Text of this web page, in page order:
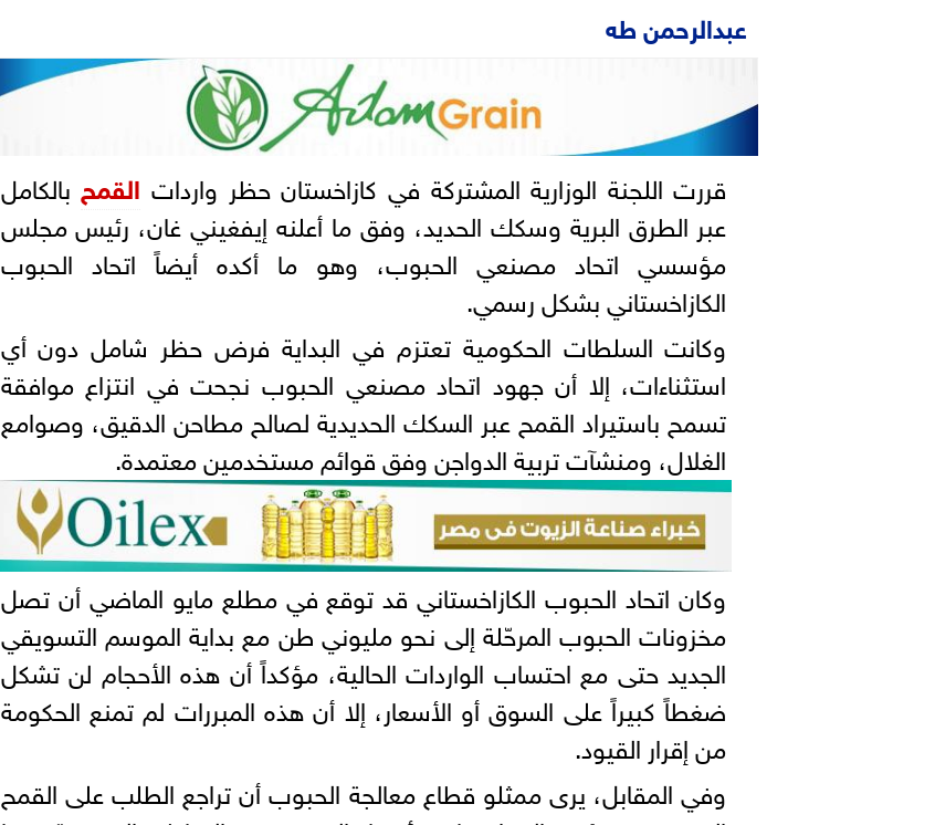
عبدالرحمن طه
قررت اللجنة الوزارية المشتركة في كازاخستان حظر واردات القمح بالكامل
عبر الطرق البرية وسكك الحديد، وفق ما أعلنه إيفغيني غان، رئيس مجلس
مؤسسي اتحاد مصنعي الحبوب، وهو ما أكده أيضاً اتحاد الحبوب
الكازاخستاني بشكل رسمي.
وكانت السلطات الحكومية تعتزم في البداية فرض حظر شامل دون أي
استثناءات، إلا أن جهود اتحاد مصنعي الحبوب نجحت في انتزاع موافقة
تسمح باستيراد القمح عبر السكك الحديدية لصالح مطاحن الدقيق، وصوامع
الغلال، ومنشآت تربية الدواجن وفق قوائم مستخدمين معتمدة.
وكان اتحاد الحبوب الكازاخستاني قد توقع في مطلع مايو الماضي أن تصل
مخزونات الحبوب المرحّلة إلى نحو مليوني طن مع بداية الموسم التسويقي
الجديد حتى مع احتساب الواردات الحالية، مؤكداً أن هذه الأحجام لن تشكل
ضغطاً كبيراً على السوق أو الأسعار، إلا أن هذه المبررات لم تمنع الحكومة
من إقرار القيود.
وفي المقابل، يرى ممثلو قطاع معالجة الحبوب أن تراجع الطلب على القمح